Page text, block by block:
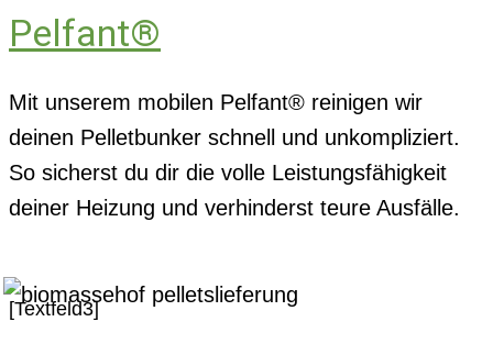
Pelfant®
Mit unserem mobilen Pelfant® reinigen wir
deinen Pelletbunker schnell und unkompliziert.
So sicherst du dir die volle Leistungsfähigkeit
deiner Heizung und verhinderst teure Ausfälle.
[Textfeld3]